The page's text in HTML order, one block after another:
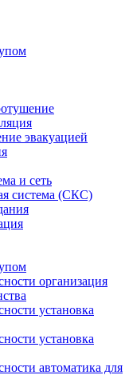
эвакуацией
и сеть
система (СКС)
организация
установка
установка
автоматика для